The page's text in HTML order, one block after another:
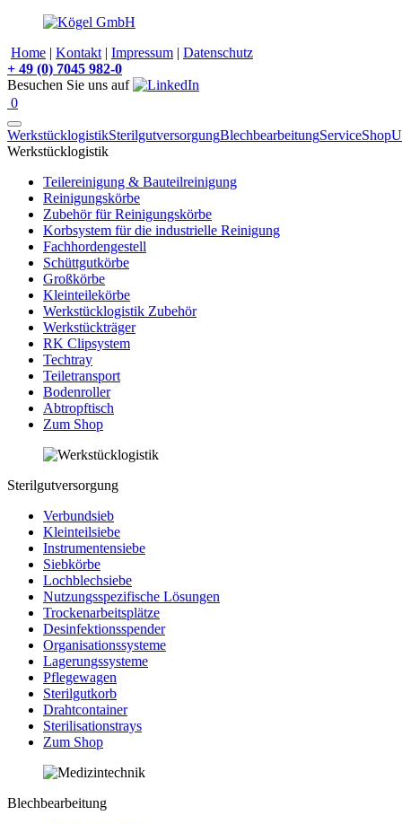
Home | Kontakt | Impressum | Datenschutz
+ 49 (0) 7045 982-0
Besuchen Sie uns auf
0
WerkstücklogistikSterilgutversorgungBlechbearbeitungServiceShop
Werkstücklogistik
Teilereinigung & Bauteilreinigung
Reinigungskörbe
Zubehör für Reinigungskörbe
Korbsystem für die industrielle Reinigung
Fachhordengestell
Schüttgutkörbe
Großkörbe
Kleinteilekörbe
Werkstücklogistik Zubehör
Werkstückträger
RK Clipsystem
Techtray
Teiletransport
Bodenroller
Abtropftisch
Zum Shop
Sterilgutversorgung
Verbundsieb
Kleinteilsiebe
Instrumentensiebe
Siebkörbe
Lochblechsiebe
Nutzungsspezifische Lösungen
Trockenarbeitsplätze
Desinfektionsspender
Organisationssysteme
Lagerungssysteme
Pflegewagen
Sterilgutkorb
Drahtcontainer
Sterilisationstrays
Zum Shop
Blechbearbeitung